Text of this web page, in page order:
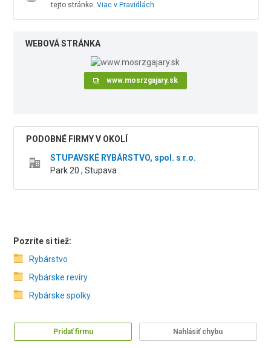
tejto stránke. Viac v Pravidlách
WEBOVÁ STRÁNKA
www.mosrzgajary.sk
PODOBNÉ FIRMY V OKOLÍ
STUPAVSKÉ RYBÁRSTVO, spol. s r.o.
Park 20 , Stupava
Pozrite si tiež:
Rybárstvo
Rybárske revíry
Rybárske spolky
Pridať firmu Nahlásiť chybu